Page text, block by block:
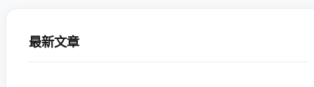
最新文章